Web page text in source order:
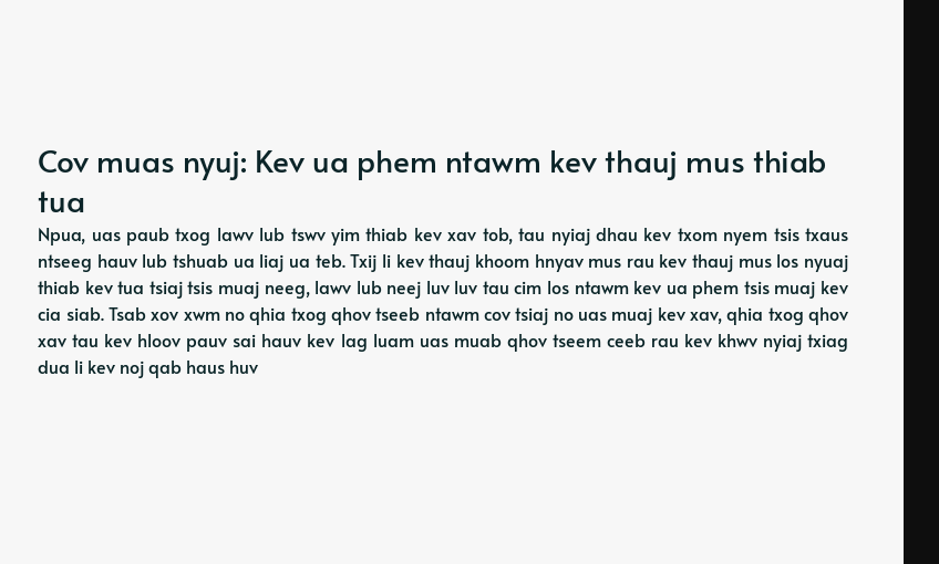
Cov muas nyuj: Kev ua phem ntawm kev thauj mus thiab
tua
Npua, uas paub txog lawv lub tswv yim thiab kev xav tob, tau nyiaj dhau kev txom nyem tsis txaus
ntseeg hauv lub tshuab ua liaj ua teb. Txij li kev thauj khoom hnyav mus rau kev thauj mus los nyuaj
thiab kev tua tsiaj tsis muaj neeg, lawv lub neej luv luv tau cim los ntawm kev ua phem tsis muaj kev
cia siab. Tsab xov xwm no qhia txog qhov tseeb ntawm cov tsiaj no uas muaj kev xav, qhia txog qhov
xav tau kev hloov pauv sai hauv kev lag luam uas muab qhov tseem ceeb rau kev khwv nyiaj txiag
dua li kev noj qab haus huv